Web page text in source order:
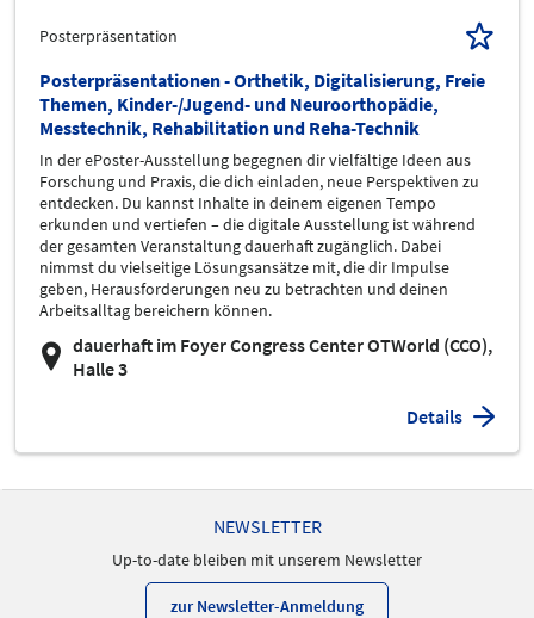
Posterpräsentation
Posterpräsentationen - Orthetik, Digitalisierung, Freie
Themen, Kinder-/Jugend- und Neuroorthopädie,
Messtechnik, Rehabilitation und Reha-Technik
In der ePoster-Ausstellung begegnen dir vielfältige Ideen aus
Forschung und Praxis, die dich einladen, neue Perspektiven zu
entdecken. Du kannst Inhalte in deinem eigenen Tempo
erkunden und vertiefen – die digitale Ausstellung ist während
der gesamten Veranstaltung dauerhaft zugänglich. Dabei
nimmst du vielseitige Lösungsansätze mit, die dir Impulse
geben, Herausforderungen neu zu betrachten und deinen
Arbeitsalltag bereichern können.
dauerhaft im Foyer Congress Center OTWorld (CCO),
Halle 3
Details
NEWSLETTER
Up-to-date bleiben mit unserem Newsletter
zur Newsletter-Anmeldung